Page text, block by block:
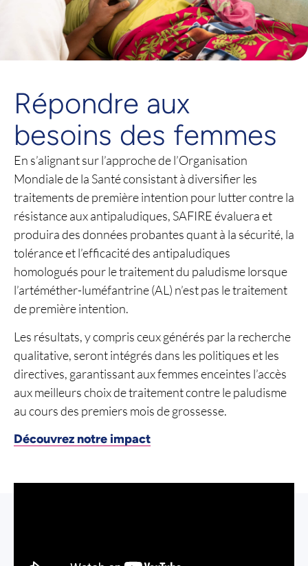
Répondre aux
besoins des femmes
En s’alignant sur l’approche de l’Organisation
Mondiale de la Santé consistant à diversifier les
traitements de première intention pour lutter contre la
résistance aux antipaludiques, SAFIRE évaluera et
produira des données probantes quant à la sécurité, la
tolérance et l’efficacité des antipaludiques
homologués pour le traitement du paludisme lorsque
l’artéméther-luméfantrine (AL) n’est pas le traitement
de première intention.
Les résultats, y compris ceux générés par la recherche
qualitative, seront intégrés dans les politiques et les
directives, garantissant aux femmes enceintes l’accès
aux meilleurs choix de traitement contre le paludisme
au cours des premiers mois de grossesse.
Découvrez notre impact